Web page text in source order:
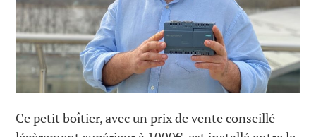
Ce petit boîtier, avec un prix de vente conseillé